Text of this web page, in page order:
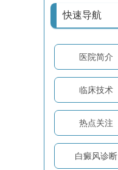
快速导航
医院简介
临床技术
热点关注
白癜风诊断